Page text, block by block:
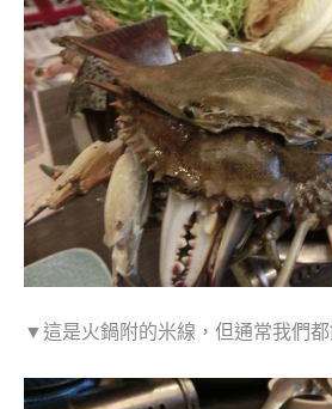
▼這是火鍋附的米線，但通常我們都